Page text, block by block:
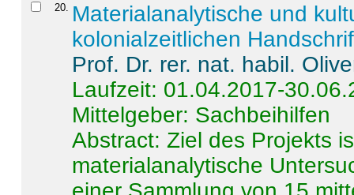
20
Materialanalytische und
kolonialzeitlichen
Prof. Dr. rer. nat. habil.
Laufzeit: 01.04.2017-
Mittelgeber: Sachbeihilfen
Abstract:Ziel des Projekts
materialanalytische